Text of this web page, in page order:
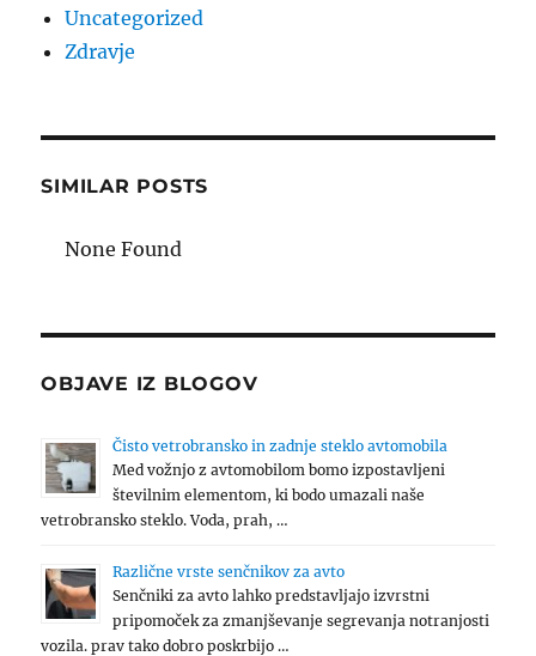
Uncategorized
Zdravje
SIMILAR POSTS
None Found
OBJAVE IZ BLOGOV
Čisto vetrobransko in zadnje steklo avtomobila
Med vožnjo z avtomobilom bomo izpostavljeni
številnim elementom, ki bodo umazali naše
vetrobransko steklo. Voda, prah, …
Različne vrste senčnikov za avto
Senčniki za avto lahko predstavljajo izvrstni
pripomoček za zmanjševanje segrevanja notranjosti
vozila. prav tako dobro poskrbijo …